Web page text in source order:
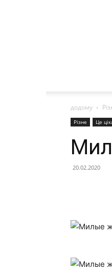
додому
Різне Це
20.02.2020